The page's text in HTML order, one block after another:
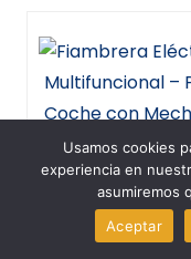
Comparar
Fiambrera
Multifuncional –
Usamos cookies
experiencia en
asumiremos
Aceptar